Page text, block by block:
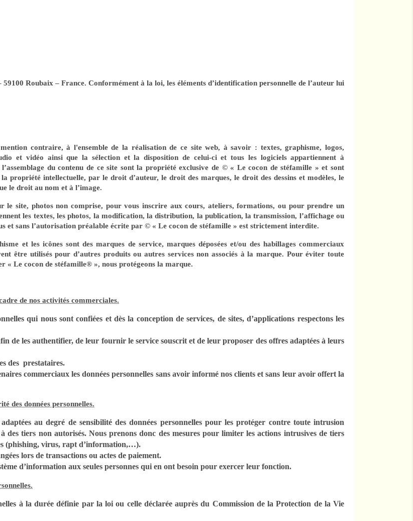
Roubaix – France. Conformément à la loi, les éléments d’identification personnelle de l’auteur lui
contraire, à l'ensemble de la réalisation de ce site web, à savoir : textes, graphisme, logos,
et vidéo ainsi que la sélection et la disposition de celui-ci et tous les logiciels appartiennent à
du contenu de ce site sont la propriété exclusive de © « Le cocon de stéfamille » et sont
propriété intellectuelle, par le droit d’auteur, le droit des marques, le droit des dessins et modèles, le
le droit au nom et à l’image.
le site, photos non comprise, pour vous inscrire aux cours, ateliers, formations, ou pour prendre un
les textes, les photos, la modification, la distribution, la publication, la transmission, l’affichage ou
et sans l’autorisation préalable écrite par © « Le cocon de stéfamille » est strictement interdite.
et les icônes sont des marques de service, marques déposées et/ou des habillages commerciaux
être utilisés pour d’autres produits ou autres services non associés à la marque. Pour éviter toute
Le cocon de stéfamille® », nous protégeons la marque.
de nos activités commerciales.
qui nous sont confiées et dès la conception de services, de sites, d’applications respectons les
de les authentifier, de leur fournir le service souscrit et de leur proposer des offres adaptées à leurs
des prestataires.
commerciaux les données personnelles sans avoir informé nos clients et sans leur avoir offert la
des données personnelles.
au degré de sensibilité des données personnelles pour les protéger contre toute intrusion
tiers non autorisés. Nous prenons donc des mesures pour limiter les actions intrusives de tiers
(phishing, virus, rapt d’information,…).
lors de transactions ou actes de paiement.
d’information aux seules personnes qui en ont besoin pour exercer leur fonction.
à la durée définie par la loi ou celle déclarée auprès du Commission de la Protection de la Vie